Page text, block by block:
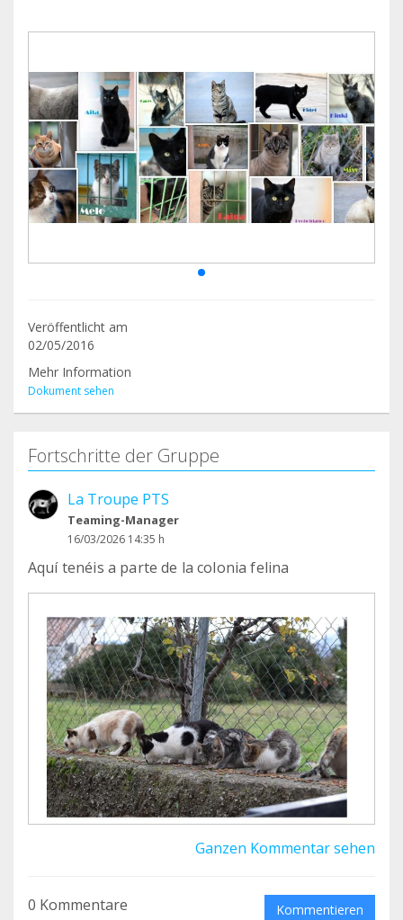
Veröffentlicht am
02/05/2016
Mehr Information
Dokument sehen
Fortschritte der Gruppe
La Troupe PTS
Teaming-Manager
16/03/2026 14:35 h
Aquí tenéis a parte de la colonia felina
Ganzen Kommentar sehen
0 Kommentare Kommentieren